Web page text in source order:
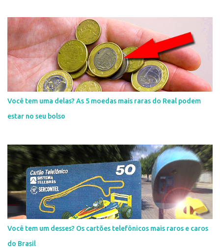
Você tem uma delas? As 5 moedas mais raras do Real podem
estar no seu bolso
Você tem um desses? Os cartões telefônicos mais raros e caros
do Brasil